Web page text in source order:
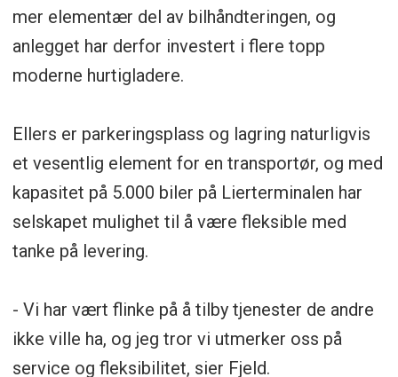
mer elementær del av bilhåndteringen, og
anlegget har derfor investert i flere topp
moderne hurtigladere.
Ellers er parkeringsplass og lagring naturligvis
et vesentlig element for en transportør, og med
kapasitet på 5.000 biler på Lierterminalen har
selskapet mulighet til å være fleksible med
tanke på levering.
- Vi har vært flinke på å tilby tjenester de andre
ikke ville ha, og jeg tror vi utmerker oss på
service og fleksibilitet, sier Fjeld.